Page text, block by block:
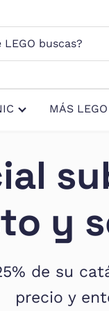
MÁS LEGO
y
de su
precio y